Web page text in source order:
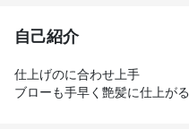
自己紹介
仕上げのに合わせ上手
ブローも手早く艶髪に仕上がる